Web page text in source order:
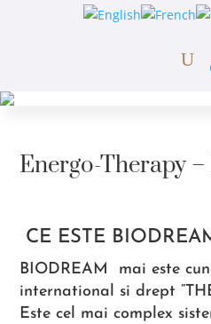
Energo-Therapy
CE ESTE
BIODREAM mai este
international si drept
Este cel mai complex